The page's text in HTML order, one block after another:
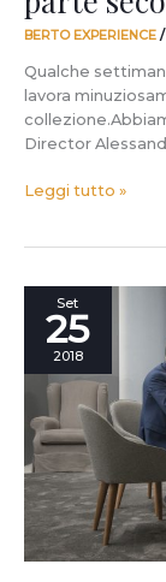
BERTO EXPERIENCE
Qualche
lavora
Director
Leggi tutto »
Set
25
2018
anni
sentirli.
Buon
compleanno
#BertoRoma!